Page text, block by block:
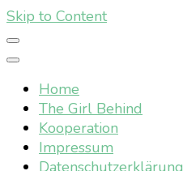
Skip to Content
Home
The Girl Behind
Kooperation
Impressum
Datenschutzerklärung